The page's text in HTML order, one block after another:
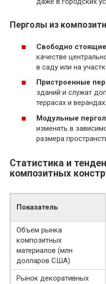
Перголы из
Свободно
качестве
в саду или на
Пристроенные
зданий и служат
террасах и верандах.
Модульные
изменять в
размера
Статистика и
композитных
Показатель
Объем рынка
композитных
материалов (млн
долларов США)
Рынок декоративных